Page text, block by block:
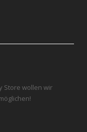
Store wollen wir